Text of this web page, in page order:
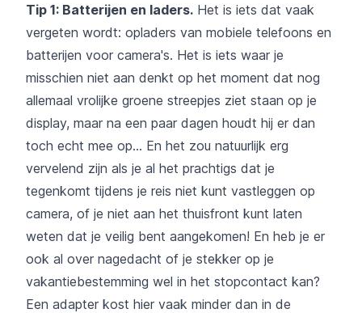
Tip 1: Batterijen en laders. Het is iets dat vaak
vergeten wordt: opladers van mobiele telefoons en
batterijen voor camera's. Het is iets waar je
misschien niet aan denkt op het moment dat nog
allemaal vrolijke groene streepjes ziet staan op je
display, maar na een paar dagen houdt hij er dan
toch echt mee op... En het zou natuurlijk erg
vervelend zijn als je al het prachtigs dat je
tegenkomt tijdens je reis niet kunt vastleggen op
camera, of je niet aan het thuisfront kunt laten
weten dat je veilig bent aangekomen! En heb je er
ook al over nagedacht of je stekker op je
vakantiebestemming wel in het stopcontact kan?
Een adapter kost hier vaak minder dan in de